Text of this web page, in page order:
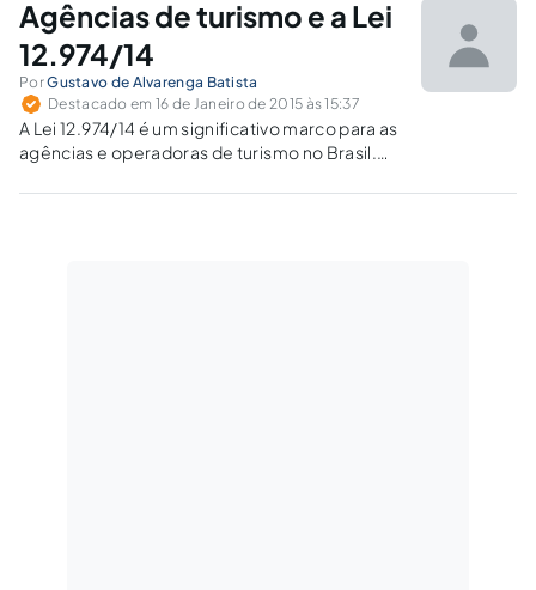
até negócios.
Agências de turismo e a Lei
12.974/14
PorGustavo de Alvarenga Batista
Destacado em 16 de Janeiro de 2015 às 15:37
A Lei 12.974/14 é um significativo marco para as
agências e operadoras de turismo no Brasil.
de serviços dessas empresas, aborda alguns